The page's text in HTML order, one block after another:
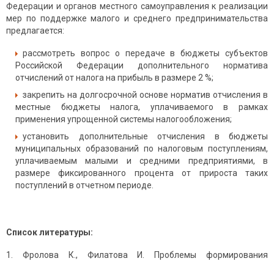
Федерации и органов местного самоуправления к реализации
мер по поддержке малого и среднего предпринимательства
предлагается:
рассмотреть вопрос о передаче в бюджеты субъектов
Российской Федерации дополнительного норматива
отчислений от налога на прибыль в размере 2 %;
закрепить на долгосрочной основе норматив отчисления в
местные бюджеты налога, уплачиваемого в рамках
применения упрощенной системы налогообложения;
установить дополнительные отчисления в бюджеты
муниципальных образований по налоговым поступлениям,
уплачиваемым малыми и средними предприятиями, в
размере фиксированного процента от прироста таких
поступлений в отчетном периоде.
Список литературы:
Фролова К., Филатова И. Проблемы формирования